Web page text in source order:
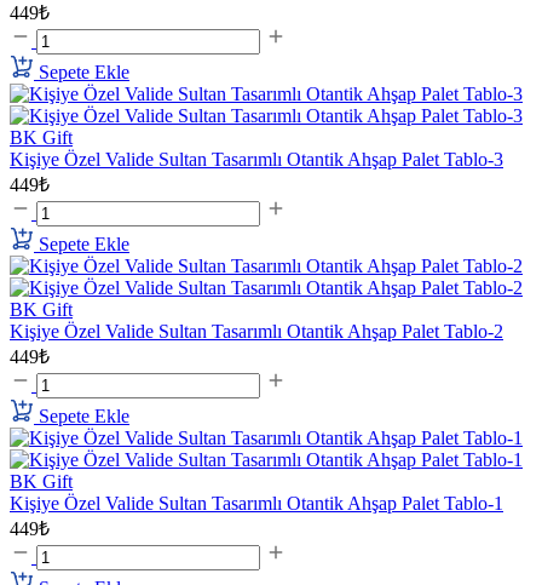
449₺
Sepete Ekle
BK Gift
Kişiye Özel Valide Sultan Tasarımlı Otantik Ahşap Palet Tablo-3
449₺
Sepete Ekle
BK Gift
Kişiye Özel Valide Sultan Tasarımlı Otantik Ahşap Palet Tablo-2
449₺
Sepete Ekle
BK Gift
Kişiye Özel Valide Sultan Tasarımlı Otantik Ahşap Palet Tablo-1
449₺